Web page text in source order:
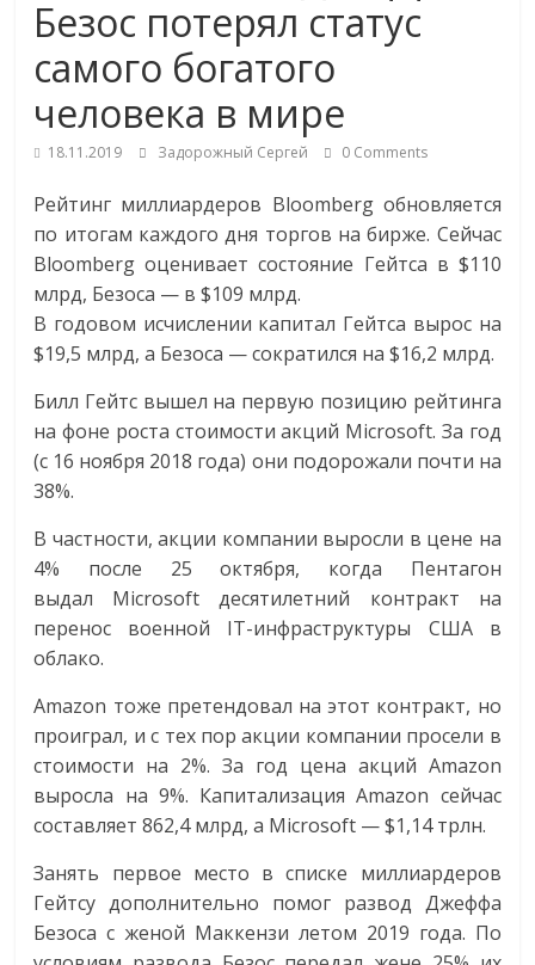
Commerce,
омниканальном
ритейле,
логистике,
технологиях,
соцсетях
Портал
об
онлайн-
сервисах
для
Commerce,
ритейле,
технологиях,
соцсетях.
Нам
важно,
как
как
Сеть
меняет
Безос потерял статус
самого богатого
человека в мире
18.11.2019 Задорожный Сергей 0 Comments
Рейтинг миллиардеров Bloomberg обновляется
по итогам каждого дня торгов на бирже. Сейчас
Bloomberg оценивает состояние Гейтса в $110
млрд, Безоса — в $109 млрд.
В годовом исчислении капитал Гейтса вырос на
$19,5 млрд, а Безоса — сократился на $16,2 млрд.
Билл Гейтс вышел на первую позицию рейтинга
на фоне роста стоимости акций Microsoft. За год
(с 16 ноября 2018 года) они подорожали почти на
38%.
В частности, акции компании выросли в цене на
4% после 25 октября, когда Пентагон
выдал Microsoft десятилетний контракт на
перенос военной IT-инфраструктуры США в
облако.
Amazon тоже претендовал на этот контракт, но
проиграл, и с тех пор акции компании просели в
стоимости на 2%. За год цена акций Amazon
выросла на 9%. Капитализация Amazon сейчас
составляет 862,4 млрд, а Microsoft — $1,14 трлн.
Занять первое место в списке миллиардеров
Гейтсу дополнительно помог развод Джеффа
Безоса с женой Маккензи летом 2019 года. По